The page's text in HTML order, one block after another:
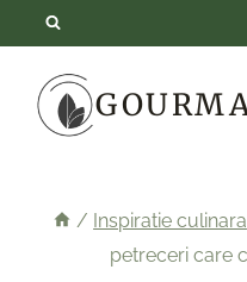
content
/ Inspiratie culinara
petreceri care